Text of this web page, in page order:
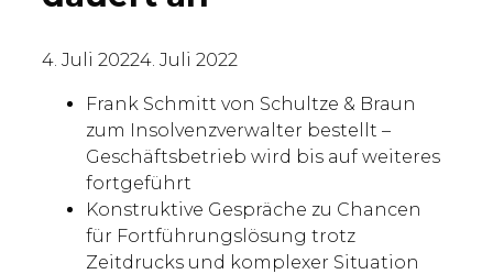
4. Juli 20224. Juli 2022
Frank Schmitt von Schultze & Braun
zum Insolvenzverwalter bestellt –
Geschäftsbetrieb wird bis auf weiteres
fortgeführt
Konstruktive Gespräche zu Chancen
für Fortführungslösung trotz
Zeitdrucks und komplexer Situation